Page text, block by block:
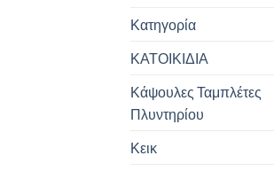
Κατηγορία
ΚΑΤΟΙΚΙΔΙΑ
Κάψουλες Ταμπλέτες
Πλυντηρίου
Κεικ